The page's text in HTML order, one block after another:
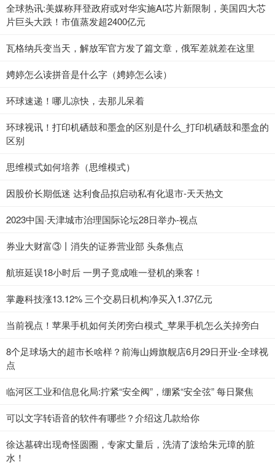
全球热讯:美媒称拜登政府或对华实施AI芯片新限制，美国四大芯
片巨头大跌！市值蒸发超2400亿元
瓦格纳兵变当天，解放军官方发了篇文章，俄军差就差在这里
娉婷怎么读拼音是什么字（娉婷怎么读）
环球速递！哪儿凉快，去那儿呆着
环球视讯！打印机硒鼓和墨盒的区别是什么_打印机硒鼓和墨盒的
区别
思维模式如何培养（思维模式）
因股价长期低迷 达利食品拟启动私有化退市-天天热文
2023中国·天津城市治理国际论坛28日举办-视点
券业大财富③丨消失的证券营业部 头条焦点
航班延误18小时后 一男子竟成唯一登机的乘客！
掌趣科技涨13.12% 三个交易日机构净买入1.37亿元
当前视点！苹果手机如何关闭旁白模式_苹果手机怎么关掉旁白
8个足球场大的超市长啥样？前海山姆旗舰店6月29日开业-全球视
点
临河区工业和信息化局:拧紧“安全阀”，绷紧“安全弦” 每日聚焦
可以文字转语音的软件有哪些？介绍这几款给你
徐达墓碑出现奇怪圆圈，专家丈量后，洗清了泼给朱元璋的脏
水！